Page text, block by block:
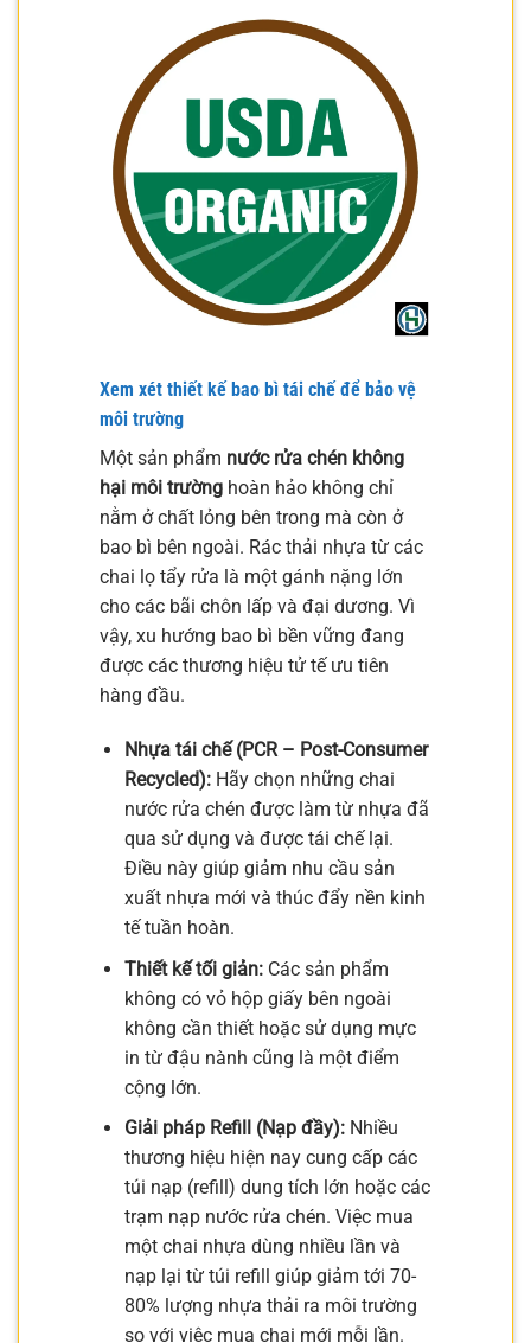
Xem xét thiết kế bao bì tái chế để bảo vệ
môi trường
Một sản phẩm nước rửa chén không
hại môi trường hoàn hảo không chỉ
nằm ở chất lỏng bên trong mà còn ở
bao bì bên ngoài. Rác thải nhựa từ các
chai lọ tẩy rửa là một gánh nặng lớn
cho các bãi chôn lấp và đại dương. Vì
vậy, xu hướng bao bì bền vững đang
được các thương hiệu tử tế ưu tiên
hàng đầu.
Nhựa tái chế (PCR – Post-Consumer
Recycled):Hãy chọn những chai
nước rửa chén được làm từ nhựa đã
qua sử dụng và được tái chế lại.
Điều này giúp giảm nhu cầu sản
xuất nhựa mới và thúc đẩy nền kinh
tế tuần hoàn.
Thiết kế tối giản:Các sản phẩm
không có vỏ hộp giấy bên ngoài
không cần thiết hoặc sử dụng mực
in từ đậu nành cũng là một điểm
cộng lớn.
Giải pháp Refill (Nạp đầy):Nhiều
thương hiệu hiện nay cung cấp các
túi nạp (refill) dung tích lớn hoặc các
trạm nạp nước rửa chén. Việc mua
một chai nhựa dùng nhiều lần và
nạp lại từ túi refill giúp giảm tới 70-
80% lượng nhựa thải ra môi trường
so với việc mua chai mới mỗi lần.